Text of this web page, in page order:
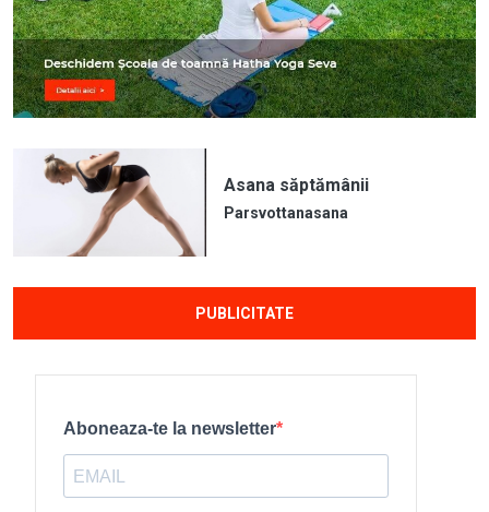
Asana săptămânii
Parsvottanasana
PUBLICITATE